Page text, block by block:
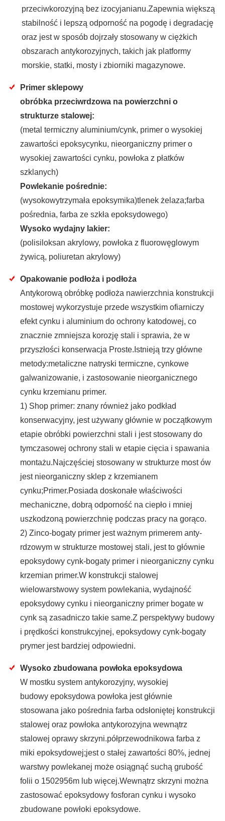
przeciwkorozyjną bez izocyjanianu.Zapewnia większą
stabilność i lepszą odporność na pogodę i degradację
oraz jest w sposób dojrzały stosowany w ciężkich
obszarach antykorozyjnych, takich jak platformy
morskie, statki, mosty i zbiorniki magazynowe.
Primer sklepowy
obróbka przeciwrdzowa na powierzchni o
strukturze stalowej:
(metal termiczny aluminium/cynk, primer o wysokiej
zawartości epoksycynku, nieorganiczny primer o
wysokiej zawartości cynku, powłoka z płatków
szklanych)
Powlekanie pośrednie:
(wysokowytrzymała epoksymika)tlenek żelaza;farba
pośrednia, farba ze szkła epoksydowego)
Wysoko wydajny lakier:
(polisiloksan akrylowy, powłoka z fluorowęglowym
żywicą, poliuretan akrylowy)
Opakowanie podłoża i podłoża
Antykorową obróbkę podłoża nawierzchnia konstrukcji
mostowej wykorzystuje przede wszystkim ofiarniczy
efekt cynku i aluminium do ochrony katodowej, co
znacznie zmniejsza korozję stali i sprawia, że w
przyszłości konserwacja Proste.Istnieją trzy główne
metody:metaliczne natryski termiczne, cynkowe
galwanizowanie, i zastosowanie nieorganicznego
cynku krzemianu primer.
1) Shop primer: znany również jako podkład
konserwacyjny, jest używany głównie w początkowym
etapie obróbki powierzchni stali i jest stosowany do
tymczasowej ochrony stali w etapie cięcia i spawania
montażu.Najczęściej stosowany w strukturze most ów
jest nieorganiczny sklep z krzemianem
cynku;Primer.Posiada doskonałe właściwości
mechaniczne, dobrą odporność na ciepło i mniej
uszkodzoną powierzchnię podczas pracy na gorąco.
2) Zinco-bogaty primer jest ważnym primerem anty-
rdzowym w strukturze mostowej stali, jest to głównie
epoksydowy cynk-bogaty primer i nieorganiczny cynku
krzemian primer.W konstrukcji stalowej
wielowarstwowy system powlekania, wydajność
epoksydowy cynku i nieorganiczny primer bogate w
cynk są zasadniczo takie same.Z perspektywy budowy
i prędkości konstrukcyjnej, epoksydowy cynk-bogaty
prymer jest bardziej odpowiedni.
Wysoko zbudowana powłoka epoksydowa
W mostku system antykorozyjny, wysokiej
budowy epoksydowa powłoka jest głównie
stosowana jako pośrednia farba odsłoniętej konstrukcji
stalowej oraz powłoka antykorozyjna wewnątrz
stalowej oprawy skrzyni.półprzewodnikowa farba z
miki epoksydowej;jest o stałej zawartości 80%, jednej
warstwy powlekanej może osiągnąć suchą grubość
folii o 1502956m lub więcej.Wewnątrz skrzyni można
zastosować epoksydowy fosforan cynku i wysoko
zbudowane powłoki epoksydowe.